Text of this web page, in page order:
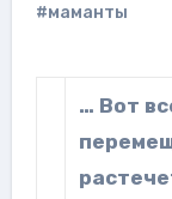
#маманты
… Вот